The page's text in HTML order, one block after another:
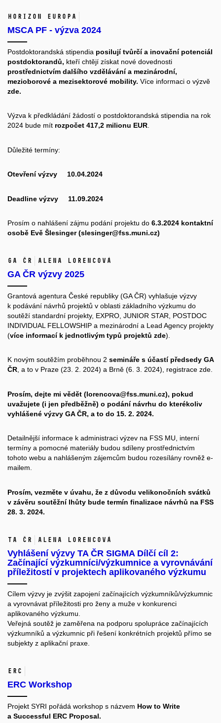
Horizon Europa
MSCA PF - výzva 2024
Postdoktorandská stipendia posilují tvůrčí a inovační potenciál
postdoktorandů, kteří chtějí získat nové dovednosti
prostřednictvím dalšího vzdělávání a mezinárodní,
mezioborové a mezisektorové mobility. Více informaci o výzvě
zde.
Výzva k předkládání žádostí o postdoktorandská stipendia na rok
2024 bude mít rozpočet 417,2 milionu EUR.
Důležité termíny:
Otevření výzvy 10.04.2024
Deadline výzvy 11.09.2024
Prosím o nahlášení zájmu podání projektu do 6.3.2024 kontaktní
osobě Evě Šlesinger (slesinger@fss.muni.cz)
GA ČR Alena Lorencová
GA ČR výzvy 2025
Grantová agentura České republiky (GA ČR) vyhlašuje výzvy
k podávání návrhů projektů v oblasti základního výzkumu do
soutěží standardní projekty, EXPRO, JUNIOR STAR, POSTDOC
INDIVIDUAL FELLOWSHIP a mezinárodní a Lead Agency projekty
(více informací k jednotlivým typů projektů zde).
K novým soutěžím proběhnou 2 semináře s účastí předsedy GA
ČR, a to v Praze (23. 2. 2024) a Brně (6. 3. 2024), registrace zde.
Prosím, dejte mi vědět (lorencova@fss.muni.cz), pokud
uvažujete (i jen předběžně) o podání návrhu do kterékoliv
vyhlášené výzvy GA ČR, a to do 15. 2. 2024.
Detailnější informace k administraci výzev na FSS MU, interní
termíny a pomocné materiály budou sdíleny prostřednictvím
tohoto webu a nahlášeným zájemcům budou rozesílány rovněž e-
mailem.
Prosím, vezměte v úvahu, že z důvodu velikonočních svátků
v závěru soutěžní lhůty bude termín finalizace návrhů na FSS
28. 3. 2024.
TA ČR Alena Lorencová
Vyhlášení výzvy TA ČR SIGMA Dílčí cíl 2:
Začínající výzkumníci/výzkumnice a vyrovnávání
příležitostí v projektech aplikovaného výzkumu
Cílem výzvy je zvýšit zapojení začínajících výzkumníků/výzkumnic
a vyrovnávat příležitosti pro ženy a muže v konkurenci
aplikovaného výzkumu.
Veřejná soutěž je zaměřena na podporu spolupráce začínajících
výzkumníků a výzkumnic při řešení konkrétních projektů přímo se
subjekty z aplikační praxe.
ERC
ERC Workshop
Projekt SYRI pořádá workshop s názvem How to Write
a Successful ERC Proposal.